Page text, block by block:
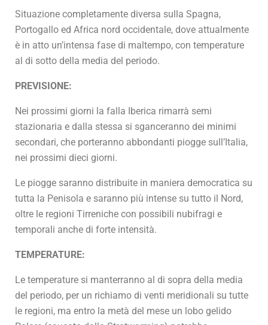
Situazione completamente diversa sulla Spagna,
Portogallo ed Africa nord occidentale, dove attualmente
è in atto un’intensa fase di maltempo, con temperature
al di sotto della media del periodo.
PREVISIONE:
Nei prossimi giorni la falla Iberica rimarrà semi
stazionaria e dalla stessa si sganceranno dei minimi
secondari, che porteranno abbondanti piogge sull’Italia,
nei prossimi dieci giorni.
Le piogge saranno distribuite in maniera democratica su
tutta la Penisola e saranno più intense su tutto il Nord,
oltre le regioni Tirreniche con possibili nubifragi e
temporali anche di forte intensità.
TEMPERATURE:
Le temperature si manterranno al di sopra della media
del periodo, per un richiamo di venti meridionali su tutte
le regioni, ma entro la metà del mese un lobo gelido